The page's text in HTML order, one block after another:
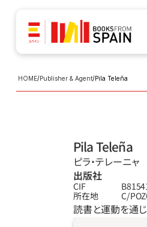
HOME/Publisher & Agent/Pila Teleña
Pila Teleña
ピラ‧テレーニャ
出版社
CIF
所在地
C/
読書と運動を通じ